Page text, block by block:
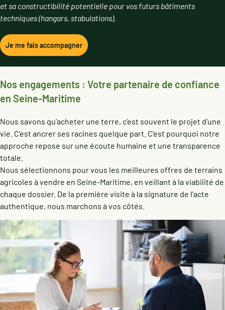
et sa constructibilité potentielle pour vos futurs bâtiments
techniques (hangars, stabulations).
Je me fais accompagner
Nos engagements : Votre partenaire de confiance
en Seine-Maritime
Nous savons qu’acheter une terre, c’est souvent le projet d’une
vie. C’est ancrer ses racines quelque part. C’est pourquoi notre
approche repose sur une écoute humaine et une transparence
totale.
Nous sélectionnons pour vous les meilleures offres de terrains
agricoles à vendre en Seine-Maritime, en veillant à la viabilité de
chaque dossier. De la première visite à la signature de l’acte
authentique, nous marchons à vos côtés.